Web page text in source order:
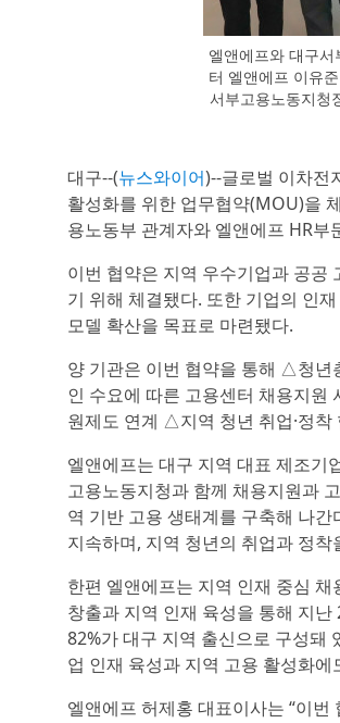
엘앤에프와 대구
터 엘앤에프 이유
서부고용노동지청
대구--(뉴스와이어)--글로벌 이차전
활성화를 위한 업무협약(MOU)을
용노동부 관계자와 엘앤에프 HR
이번 협약은 지역 우수기업과 공공
기 위해 체결됐다. 또한 기업의 인
모델 확산을 목표로 마련됐다.
양 기관은 이번 협약을 통해 △청
인 수요에 따른 고용센터 채용지
원제도 연계 △지역 청년 취업·정
엘앤에프는 대구 지역 대표 제조기
고용노동지청과 함께 채용지원과
역 기반 고용 생태계를 구축해 나
지속하며, 지역 청년의 취업과 정
한편 엘앤에프는 지역 인재 중심
창출과 지역 인재 육성을 통해 지
82%가 대구 지역 출신으로 구성돼
업 인재 육성과 지역 고용 활성화에
엘앤에프 허제홍 대표이사는 “이